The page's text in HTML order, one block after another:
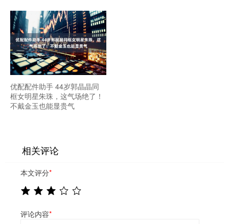
优配配件助手 44岁郭晶晶同
框女明星朱珠，这气场绝了！
不戴金玉也能显贵气
相关评论
本文评分*
评论内容*